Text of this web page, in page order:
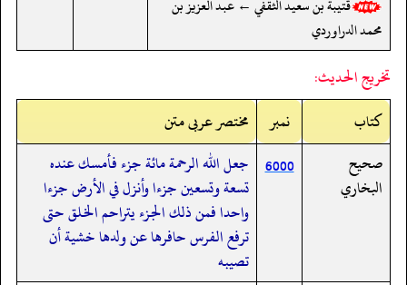
قتيبة بن سعيد الثقفي ← عبد العزيز بن
محمد الدراوردي
تخريج الحديث:
کتاب
نمبر
مختصر عربی متن
صحيح
البخاري
6000 جعل الله الرحمة مائة جزء فأمسك عنده
تسعة وتسعين جزءا وأنزل في الأرض جزءا
واحدا فمن ذلك الجزء يتراحم الخلق حتى
ترفع الفرس حافرها عن ولدها خشية أن
تصيبه